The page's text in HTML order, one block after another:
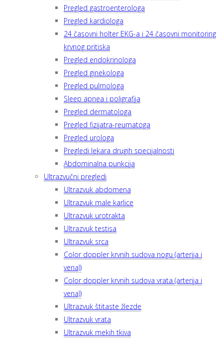
Pregled gastroenterologa
Pregled kardiologa
24 časovni holter EKG-a i 24 časovni monitoring
krvnog pritiska
Pregled endokrinologa
Pregled ginekologa
Pregled pulmologa
Sleep apnea i poligrafija
Pregled dermatologa
Pregled fizijatra-reumatoga
Pregled urologa
Pregledi lekara drugih specijalnosti
Abdominalna punkcija
Ultrazvučni pregledi
Ultrazvuk abdomena
Ultrazvuk male karlice
Ultrazvuk urotrakta
Ultrazvuk testisa
Ultrazvuk srca
Color doppler krvnih sudova nogu (arterija i
vena))
Color doppler krvnih sudova vrata (arterija i
vena))
Ultrazvuk štitaste žlezde
Ultrazvuk vrata
Ultrazvuk mekih tkiva